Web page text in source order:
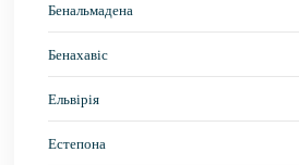
Бенальмадена
Бенахавіс
Ельвірія
Естепона